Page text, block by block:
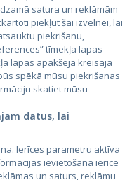
satura un reklāmām
piekļūt šai izvēlnei, lai
piekrišanu,
tīmekļa lapas
lapas apakšējā kreisajā
spēkā mūsu piekrišanas
skatiet mūsu
datus, lai
Ierīces parametru aktīva
ievietošana ierīcē
un saturs, reklāmu